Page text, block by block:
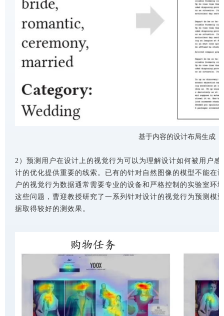
基于内容的设计布局生成
2）预测用户在设计上的视觉行为可以为理解设计如何被用户
计的优化提供重要的线索。已有的针对自然图像的模型不能在
户的视觉行为数据通常需要专业的设备和严格控制的实验室环
这些问题，曹迎教授研究了一系列针对设计的视觉行为预测模
据取得较好的测效果。